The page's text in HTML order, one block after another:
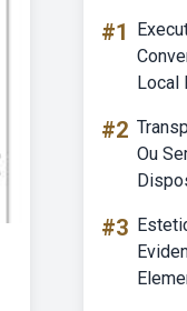
#1
Local
#2
Ou
#3